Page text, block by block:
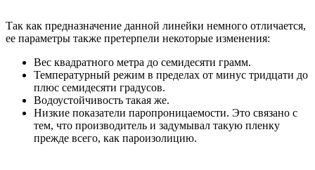
Так как предназначение данной линейки немного отличается,
ее параметры также претерпели некоторые изменения:
Вес квадратного метра до семидесяти грамм.
Температурный режим в пределах от минус тридцати до
плюс семидесяти градусов.
Водоустойчивость такая же.
Низкие показатели паропроницаемости. Это связано с
тем, что производитель и задумывал такую пленку
прежде всего, как пароизолицию.